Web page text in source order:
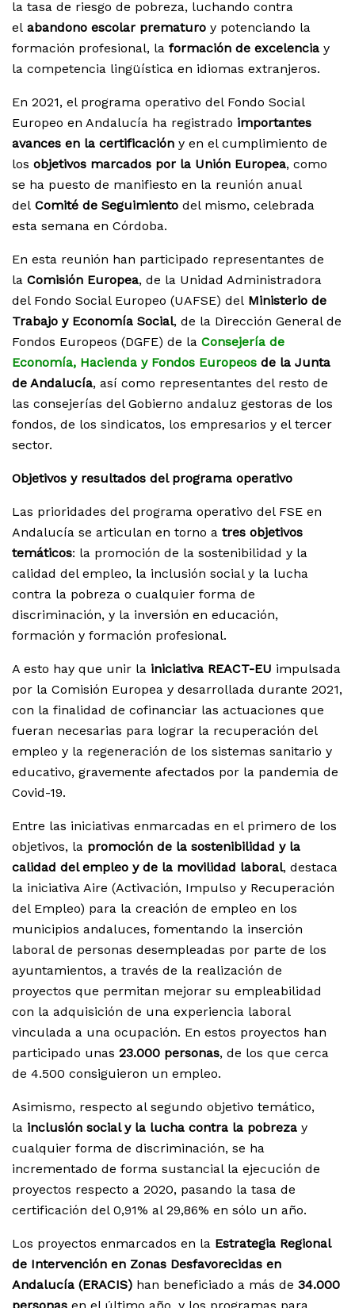
la tasa de riesgo de pobreza, luchando contra
el abandono escolar prematuro y potenciando la
formación profesional, la formación de excelencia y
la competencia lingüística en idiomas extranjeros.
En 2021, el programa operativo del Fondo Social
Europeo en Andalucía ha registrado importantes
avances en la certificación y en el cumplimiento de
los objetivos marcados por la Unión Europea, como
se ha puesto de manifiesto en la reunión anual
del Comité de Seguimiento del mismo, celebrada
esta semana en Córdoba.
En esta reunión han participado representantes de
la Comisión Europea, de la Unidad Administradora
del Fondo Social Europeo (UAFSE) del Ministerio de
Trabajo y Economía Social, de la Dirección General de
Fondos Europeos (DGFE) de la Consejería de
Economía, Hacienda y Fondos Europeos de la Junta
de Andalucía, así como representantes del resto de
las consejerías del Gobierno andaluz gestoras de los
fondos, de los sindicatos, los empresarios y el tercer
sector.
Objetivos y resultados del programa operativo
Las prioridades del programa operativo del FSE en
Andalucía se articulan en torno a tres objetivos
temáticos: la promoción de la sostenibilidad y la
calidad del empleo, la inclusión social y la lucha
contra la pobreza o cualquier forma de
discriminación, y la inversión en educación,
formación y formación profesional.
A esto hay que unir la iniciativa REACT-EU impulsada
por la Comisión Europea y desarrollada durante 2021,
con la finalidad de cofinanciar las actuaciones que
fueran necesarias para lograr la recuperación del
empleo y la regeneración de los sistemas sanitario y
educativo, gravemente afectados por la pandemia de
Covid-19.
Entre las iniciativas enmarcadas en el primero de los
objetivos, la promoción de la sostenibilidad y la
calidad del empleo y de la movilidad laboral, destaca
la iniciativa Aire (Activación, Impulso y Recuperación
del Empleo) para la creación de empleo en los
municipios andaluces, fomentando la inserción
laboral de personas desempleadas por parte de los
ayuntamientos, a través de la realización de
proyectos que permitan mejorar su empleabilidad
con la adquisición de una experiencia laboral
vinculada a una ocupación. En estos proyectos han
participado unas 23.000 personas, de los que cerca
de 4.500 consiguieron un empleo.
Asimismo, respecto al segundo objetivo temático,
la inclusión social y la lucha contra la pobreza y
cualquier forma de discriminación, se ha
incrementado de forma sustancial la ejecución de
proyectos respecto a 2020, pasando la tasa de
certificación del 0,91% al 29,86% en sólo un año.
Los proyectos enmarcados en la Estrategia Regional
de Intervención en Zonas Desfavorecidas en
Andalucía (ERACIS) han beneficiado a más de 34.000